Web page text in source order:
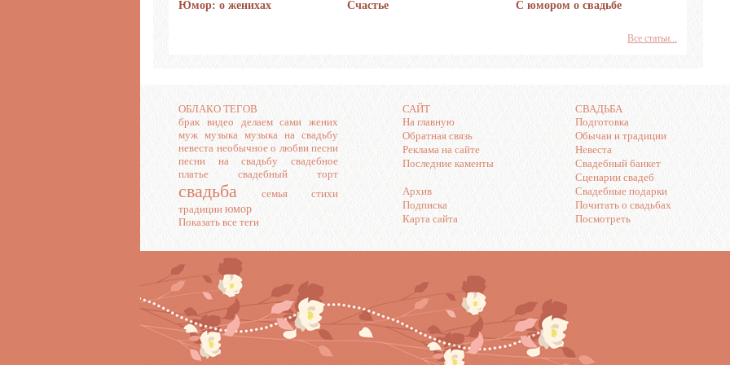
Юмор: о женихах Счастье С юмором о свадьбе
Все статьи...
ОБЛАКО ТЕГОВ
брак видео делаем сами жених
муж музыка музыка на свадьбу
невеста необычное о любви песни
песни на свадьбу
свадебное
платье
свадебный торт
свадьба семья
стихи
традиции юмор
Показать все теги
САЙТ
На главную
Обратная связь
Реклама на сайте
Последние каменты
Архив
Подписка
Карта сайта
СВАДЬБА
Подготовка
Обычаи и традиции
Невеста
Свадебный банкет
Сценарии свадеб
Свадебные подарки
Почитать о свадьбах
Посмотреть